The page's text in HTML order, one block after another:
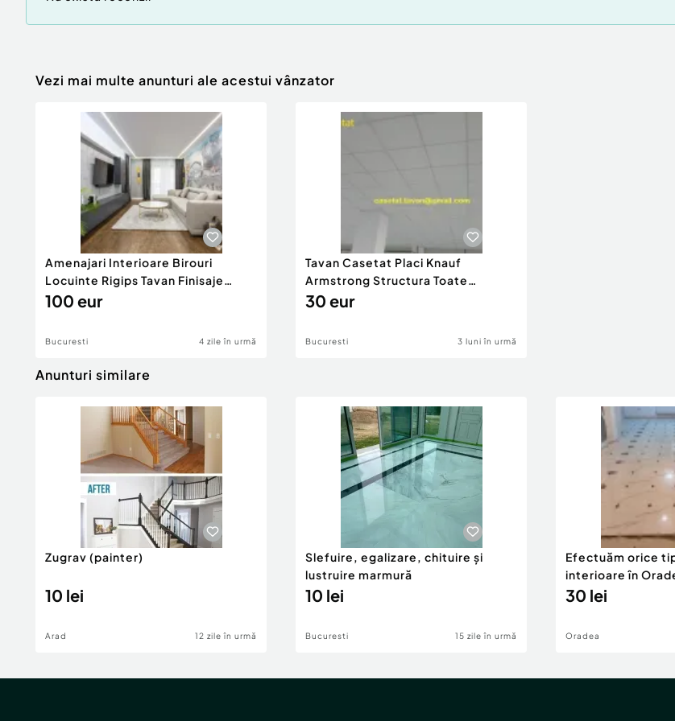
Vezi mai multe anunturi ale acestui vânzator
Amenajari Interioare Birouri
Locuinte Rigips Tavan Finisaje
Zugraveli Instalatii
100 eur
Bucuresti 4 zile în urmă
Tavan Casetat Placi Knauf
Armstrong Structura Toate
Materialele Montajul Inclus
30 eur
Bucuresti 3 luni în urmă
Anunturi similare
Zugrav (painter)
10 lei
Arad 12 zile în urmă
Slefuire, egalizare, chituire și
lustruire marmură
10 lei
Bucuresti 15 zile în urmă
Efectuăm orice
interioare în
30 lei
Oradea